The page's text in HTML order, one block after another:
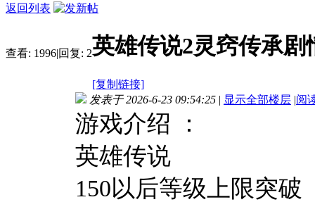
返回列表
查看: 1996|回复: 2英雄传说2灵窍传承
[复制链接]
发表于 2026-6-23 09:54:25 | 显示全部楼层 |阅
游戏介绍 ：
英雄传说
150以后等级上限突破